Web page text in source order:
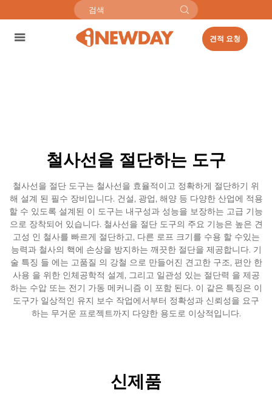
견적 요청
철사선을 절단하는 도구
철사선을 절단 도구는 철사선을 효율적이고 정확하게 절단하기 위
해 설계 된 필수 장비입니다. 건설, 광업, 해양 등 다양한 산업에 적용
할 수 있도록 설계된 이 도구는 내구성과 성능을 보장하는 고급 기능
으로 장착되어 있습니다. 철사선을 절단 도구의 주요 기능은 높은 견
고성 인 철사를 빠르게 절단하고, 다른 로프 크기를 수용 할 수있는
능력과 철사의 핵에 손상을 방지하는 깨끗한 절단을 제공합니다. 기
술 특징 들 에는 고품질 의 강철 으로 만들어진 견고한 구조, 편안 한
사용 을 위한 인체공학적 설계, 그리고 일관성 있는 절단력 을 제공
하는 수압 또는 전기 가동 메커니즘 이 포함 된다. 이 같은 특징은 이
도구가 일상적인 유지 보수 작업에서부터 정확성과 신뢰성을 요구
하는 무거운 프로젝트까지 다양한 용도로 이상적입니다.
신제품